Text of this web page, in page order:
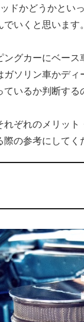
ドかどうかとい
いくと思います。
グカーにベー
ソリン車かデ
いるか判断する
ぞれのメリッ
の参考にしてく